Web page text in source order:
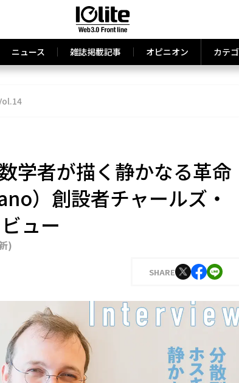
ニュース 雑誌掲載記事 オピニオン カテ
学者が描く静かなる革命
）創設者チャールズ・
ュー
)
SHARE